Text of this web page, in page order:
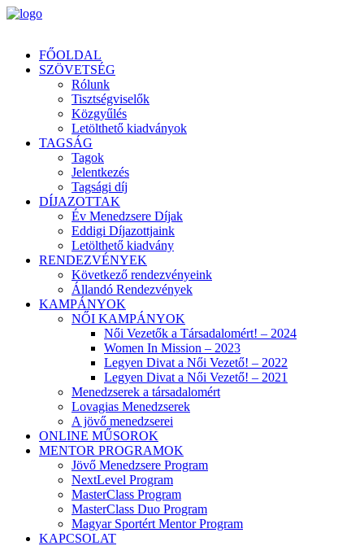
FŐOLDAL
SZÖVETSÉG
Rólunk
Tisztségviselők
Közgyűlés
Letölthető kiadványok
TAGSÁG
Tagok
Jelentkezés
Tagsági díj
DÍJAZOTTAK
Év Menedzsere Díjak
Eddigi Díjazottjaink
Letölthető kiadvány
RENDEZVÉNYEK
Következő rendezvényeink
Állandó Rendezvények
KAMPÁNYOK
NŐI KAMPÁNYOK
Női Vezetők a Társadalomért! – 2024
Women In Mission – 2023
Legyen Divat a Női Vezető! – 2022
Legyen Divat a Női Vezető! – 2021
Menedzserek a társadalomért
Lovagias Menedzserek
A jövő menedzserei
ONLINE MŰSOROK
MENTOR PROGRAMOK
Jövő Menedzsere Program
NextLevel Program
MasterClass Program
MasterClass Duo Program
Magyar Sportért Mentor Program
KAPCSOLAT